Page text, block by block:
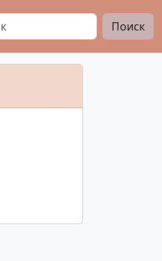
Поиск